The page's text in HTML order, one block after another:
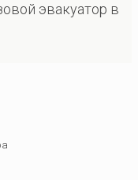
эвакуатор в